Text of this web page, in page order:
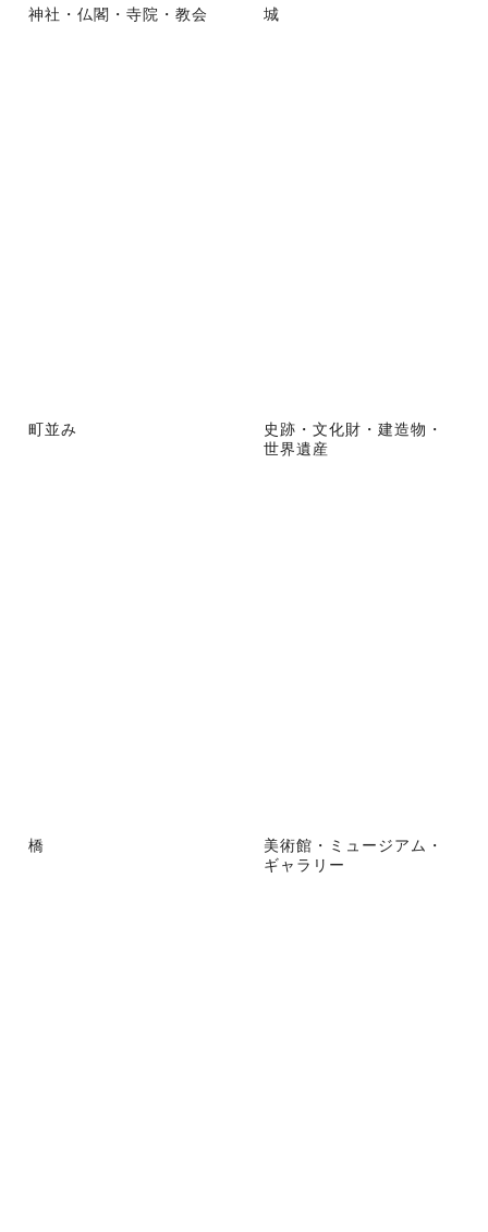
神社・仏閣・寺院・教会 城
町並み
史跡・文化財・建造物・
世界遺産
橋
美術館・ミュージアム・
ギャラリー